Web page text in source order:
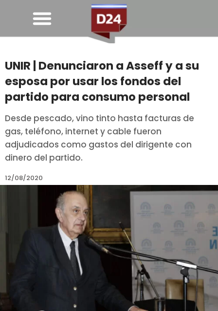
UNIR | Denunciaron a Asseff y a su
esposa por usar los fondos del
partido para consumo personal
Desde pescado, vino tinto hasta facturas de
gas, teléfono, internet y cable fueron
adjudicados como gastos del dirigente con
dinero del partido.
12/08/2020